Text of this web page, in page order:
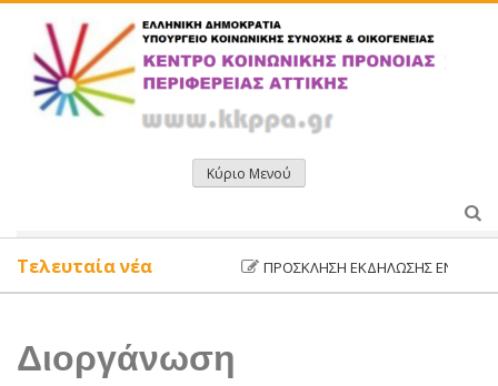
περιεχόμενο
Κύριο Μενού
ΠΡΌΣΚΛΗΣΗ ΕΚΔΉΛΩΣΗΣ
Τελευταία νέα
Διοργάνωση